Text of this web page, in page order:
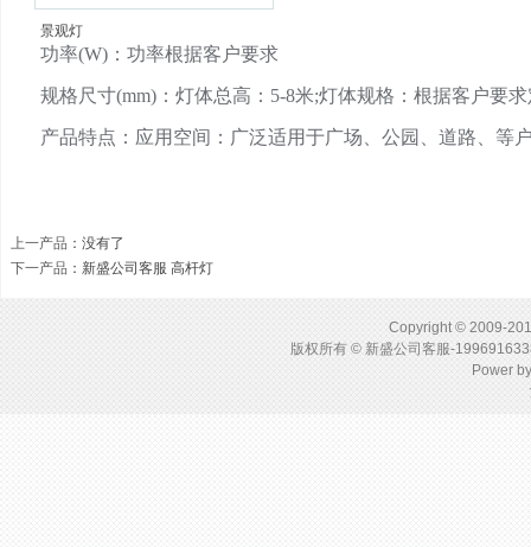
景观灯
功率(W)：功率根据客户要求
规格尺寸(mm)：灯体总高：5-8米;灯体规格：根据客户要
产品特点：应用空间：广泛适用于广场、公园、道路、等
上一产品 ：没有了
下一产品 ： 新盛公司客服 高杆灯
Copyright © 2009-
版权所有 © 新盛公司客服-
Power